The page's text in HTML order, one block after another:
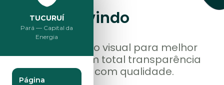
Publicações
Transparência
Atividades
TUCURUÍ
Pará — Capital da
Energia
Página
SejaBem vindo
Estamos de novo visual para melhor
lhe atender, com total transparência
servindo a você com qualidade.